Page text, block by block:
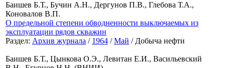
Баишев Б.Т., Бучин А.Н., Дергунов П.В., Глебова Т.А.,
Коновалов В.П.
О предельной степени обводненности выключаемых из
эксплуатации рядов скважин
Раздел: Архив журнала / 1964 /Май / Добыча нефти
Баишев Б.Т., Цынкова О.Э., Левитан Е.И., Васильевский